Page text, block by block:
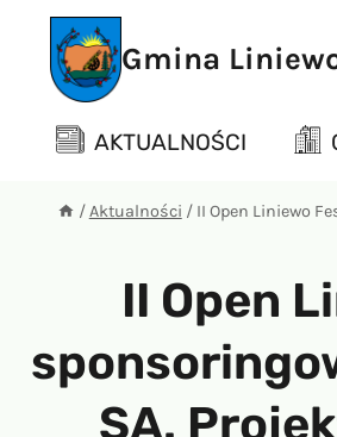
Przejdź
treści
Gmina
AKTUALNOŚCI
/Aktualności / II Open Liniewo
II Open
SA.